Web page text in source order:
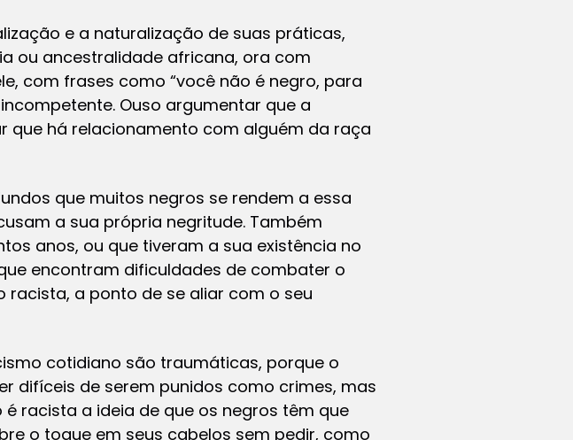
e a naturalização de suas práticas,
ou ancestralidade africana, ora com
com frases como “você não é negro, para
Ouso argumentar que a
que há relacionamento com alguém da raça
que muitos negros se rendem a essa
a sua própria negritude. Também
anos, ou que tiveram a sua existência no
encontram dificuldades de combater o
a ponto de se aliar com o seu
cotidiano são traumáticas, porque o
difíceis de serem punidos como crimes, mas
racista a ideia de que os negros têm que
o toque em seus cabelos sem pedir, como